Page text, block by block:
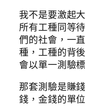
我不是要激起
所有工種同等
們的社會，一
種，工種的背
會以單一測驗
那套測驗是賺
錢，金錢的單